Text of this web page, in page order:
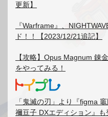
更新】
『Warframe』、
ド！！【2023/12/21追記】
【攻略】Opus Magnum 錬
をやってみる！
「鬼滅の刃」より『figma
禰豆子 DXエディション』も